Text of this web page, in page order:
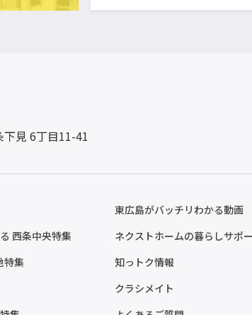
見 6丁目11-41
西条中央特集
特集
東広島がバッチリわかる動画
ネクストホームの暮らしサポ
知っトク情報
クラシメイト